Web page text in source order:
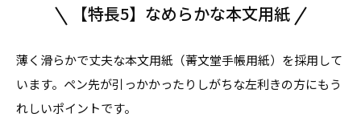
【特長5】なめらかな本文用紙
薄く滑らかで丈夫な本文用紙（菁文堂手帳用紙）を採用して
います。ペン先が引っかかったりしがちな左利きの方にもう
れしいポイントです。